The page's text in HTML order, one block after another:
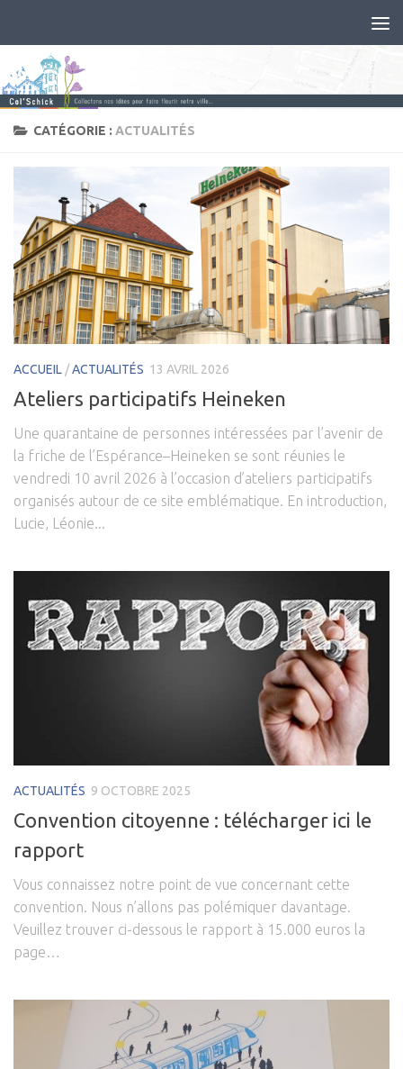
CATÉGORIE : ACTUALITÉS
ACCUEIL /ACTUALITÉS 13 AVRIL 2026
Ateliers participatifs Heineken
Une quarantaine de personnes intéressées par l’avenir de
la friche de l’Espérance–Heineken se sont réunies le
vendredi 10 avril 2026 à l’occasion d’ateliers participatifs
organisés autour de ce site emblématique. En introduction,
Lucie, Léonie...
ACTUALITÉS 9 OCTOBRE 2025
Convention citoyenne : télécharger ici le
rapport
Vous connaissez notre point de vue concernant cette
convention. Nous n’allons pas polémiquer davantage.
Veuillez trouver ci-dessous le rapport à 15.000 euros la
page…